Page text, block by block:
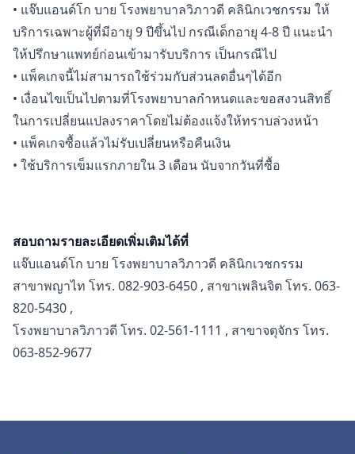
• แจ๊บแอนด์โก บาย โรงพยาบาลวิภาวดี คลินิกเวชกรรม ให้
บริการเฉพาะผู้ที่มีอายุ 9 ปีขึ้นไป กรณีเด็กอายุ 4-8 ปี แนะนำ
ให้ปรึกษาแพทย์ก่อนเข้ามารับบริการ เป็นกรณีไป
• แพ็คเกจนี้ไม่สามารถใช้ร่วมกับส่วนลดอื่นๆได้อีก
• เงื่อนไขเป็นไปตามที่โรงพยาบาลกำหนดและขอสงวนสิทธิ์
ในการเปลี่ยนแปลงราคาโดยไม่ต้องแจ้งให้ทราบล่วงหน้า
• แพ็คเกจซื้อแล้วไม่รับเปลี่ยนหรือคืนเงิน
• ใช้บริการเข็มแรกภายใน 3 เดือน นับจากวันที่ซื้อ
สอบถามรายละเอียดเพิ่มเติมได้ที่
แจ๊บแอนด์โก บาย โรงพยาบาลวิภาวดี คลินิกเวชกรรม
สาขาพญาไท โทร. 082-903-6450 , สาขาเพลินจิต โทร. 063-
820-5430 ,
โรงพยาบาลวิภาวดี โทร. 02-561-1111 , สาขาจตุจักร โทร.
063-852-9677